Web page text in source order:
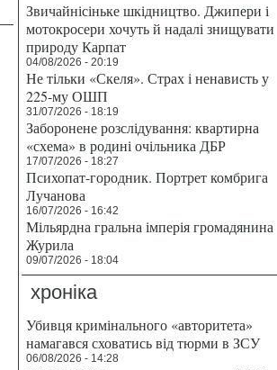
Звичайнісіньке шкідництво. Джипери і
мотокросери хочуть й надалі знищувати
природу Карпат
04/08/2026 - 20:19
Не тільки «Скеля». Страх і ненависть у
225-му ОШП
31/07/2026 - 18:19
Заборонене розслідування: квартирна
«схема» в родині очільника ДБР
17/07/2026 - 18:27
Психопат-городник. Портрет комбрига
Лучанова
16/07/2026 - 16:42
Мільярдна гральна імперія громадянина
Журила
09/07/2026 - 18:04
хроніка
Убивця кримінального «авторитета»
намагався сховатись від тюрми в ЗСУ
06/08/2026 - 14:28